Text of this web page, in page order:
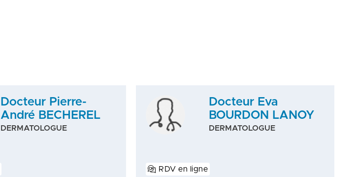
Docteur Pierre-
André BECHEREL
DERMATOLOGUE
Docteur Eva
BOURDON LANOY
DERMATOLOGUE
RDV en ligne